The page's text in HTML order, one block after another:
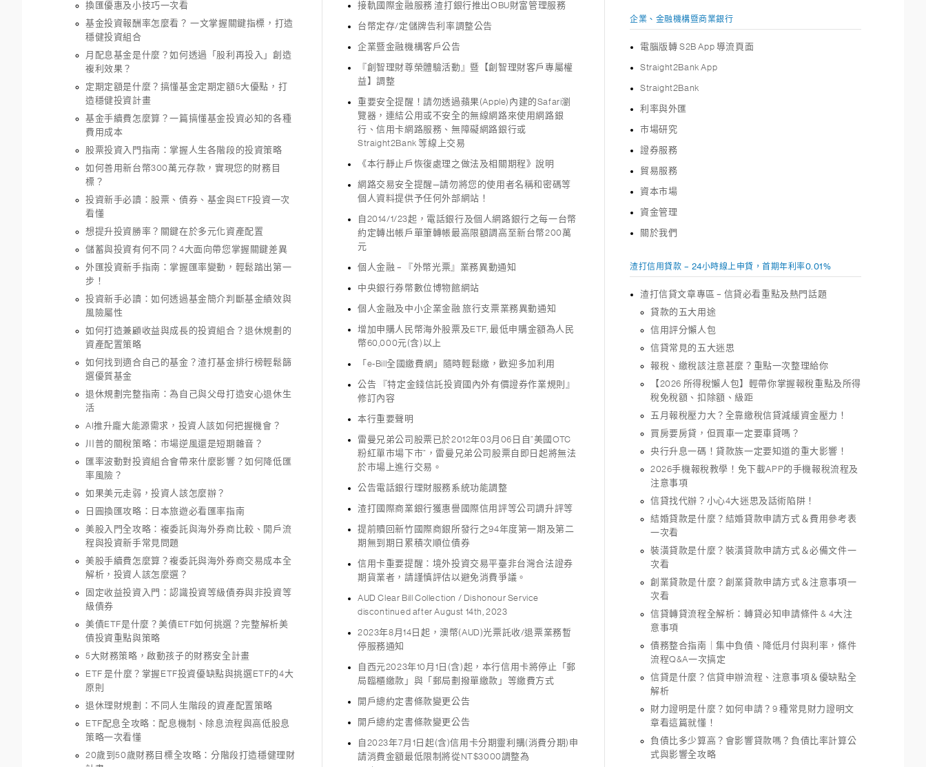
換匯優惠及小技巧一次看
基金投資報酬率怎麼看？ 一文掌握關鍵指標，打造
穩健投資組合
月配息基金是什麼？如何透過「股利再投入」創造
複利效果？
定期定額是什麼？搞懂基金定期定額5大優點，打
造穩健投資計畫
基金手續費怎麼算？一篇搞懂基金投資必知的各種
費用成本
股票投資入門指南：掌握人生各階段的投資策略
如何善用新台幣300萬元存款，實現您的財務目
標？
投資新手必讀：股票、債券、基金與ETF投資一次
看懂
想提升投資勝率？關鍵在於多元化資產配置
儲蓄與投資有何不同？4大面向帶您掌握關鍵差異
外匯投資新手指南：掌握匯率變動，輕鬆踏出第一
步！
投資新手必讀：如何透過基金簡介判斷基金績效與
風險屬性
如何打造兼顧收益與成長的投資組合？退休規劃的
資產配置策略
如何找到適合自己的基金？渣打基金排行榜輕鬆篩
選優質基金
退休規劃完整指南：為自己與父母打造安心退休生
活
AI推升龐大能源需求，投資人該如何把握機會？
川普的關稅策略：市場逆風還是短期雜音？
匯率波動對投資組合會帶來什麼影響？如何降低匯
率風險？
如果美元走弱，投資人該怎麼辦？
日圓換匯攻略：日本旅遊必看匯率指南
美股入門全攻略：複委託與海外券商比較、開戶流
程與投資新手常見問題
美股手續費怎麼算？複委託與海外券商交易成本全
解析，投資人該怎麼選？
固定收益投資入門：認識投資等級債券與非投資等
級債券
美債ETF是什麼？美債ETF如何挑選？完整解析美
債投資重點與策略
5大財務策略，啟動孩子的財務安全計畫
ETF 是什麼？掌握ETF投資優缺點與挑選ETF的4大
原則
退休理財規劃：不同人生階段的資產配置策略
ETF配息全攻略：配息機制、除息流程與高低股息
策略一次看懂
20歲到50歲財務目標全攻略：分階段打造穩健理財
接軌國際金融服務 渣打銀行推出OBU財富管理服務
台幣定存/定儲牌告利率調整公告
企業暨金融機構客戶公告
『創智理財尊榮體驗活動』暨【創智理財客戶專屬權
益】調整
重要安全提醒！請勿透過蘋果(Apple)內建的Safari瀏
覽器，連結公用或不安全的無線網路來使用網路銀
行、信用卡網路服務、無障礙網路銀行或
Straight2Bank 等線上交易
《本行靜止戶恢復處理之做法及相關期程》說明
網路交易安全提醒—請勿將您的使用者名稱和密碼等
個人資料提供予任何外部網站！
自2014/1/23起，電話銀行及個人網路銀行之每一台幣
約定轉出帳戶單筆轉帳最高限額調高至新台幣200萬
元
個人金融 – 『外幣光票』業務異動通知
中央銀行券幣數位博物館網站
個人金融及中小企業金融 旅行支票業務異動通知
增加申購人民幣海外股票及ETF, 最低申購金額為人民
幣60,000元(含)以上
「e-Bill全國繳費網」隨時輕鬆繳，歡迎多加利用
公告 『特定金錢信託投資國內外有價證券作業規則』
修訂內容
本行重要聲明
雷曼兄弟公司股票已於2012年03月06日自”美國OTC
粉紅單市場下市”，雷曼兄弟公司股票自即日起將無法
於市場上進行交易。
公告電話銀行理財服務系統功能調整
渣打國際商業銀行獲惠譽國際信用評等公司調升評等
提前贖回新竹國際商銀所發行之94年度第一期及第二
期無到期日累積次順位債券
信用卡重要提醒：境外投資交易平臺非台灣合法證券
期貨業者，請謹慎評估以避免消費爭議。
AUD Clear Bill Collection / Dishonour Service
discontinued after August 14th, 2023
2023年8月14日起，澳幣(AUD)光票託收/退票業務暫
停服務通知
自西元2023年10月1日(含)起，本行信用卡將停止「郵
局臨櫃繳款」與「郵局劃撥單繳款」等繳費方式
開戶總約定書條款變更公告
開戶總約定書條款變更公告
自2023年7月1日起(含)信用卡分期靈利購(消費分期)申
請消費金額最低限制將從NT$3000調整為
企業、金融機構暨商業銀行
電腦版轉 S2B App 導流頁面
Straight2Bank App
Straight2Bank
利率與外匯
市場研究
證券服務
貿易服務
資本市場
資金管理
關於我們
渣打信用貸款 – 24小時線上申貸，首期年利率0.01%
渣打信貸文章專區 – 信貸必看重點及熱門話題
貸款的五大用途
信用評分懶人包
信貸常見的五大迷思
報稅、繳稅該注意甚麼？重點一次整理給你
【2026 所得稅懶人包】輕帶你掌握報稅重點及所得
稅免稅額、扣除額、級距
五月報稅壓力大？全靠繳稅信貸減緩資金壓力！
買房要房貸，但買車一定要車貸嗎？
央行升息一碼！貸款族一定要知道的重大影響！
2026手機報稅教學！免下載APP的手機報稅流程及
注意事項
信貸找代辦？小心4大迷思及話術陷阱！
結婚貸款是什麼？結婚貸款申請方式＆費用參考表
一次看
裝潢貸款是什麼？裝潢貸款申請方式＆必備文件一
次看
創業貸款是什麼？創業貸款申請方式＆注意事項一
次看
信貸轉貸流程全解析：轉貸必知申請條件 & 4大注
意事項
債務整合指南｜集中負債、降低月付與利率，條件
流程Q&A一次搞定
信貸是什麼？信貸申辦流程、注意事項＆優缺點全
解析
財力證明是什麼？如何申請？9 種常見財力證明文
章看這篇就懂！
負債比多少算高？會影響貸款嗎？負債比率計算公
式與影響全攻略